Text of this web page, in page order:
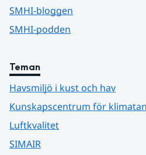
SMHI-bloggen
SMHI-podden
Teman
Havsmiljö i kust och hav
Kunskapscentrum för
Luftkvalitet
SIMAIR